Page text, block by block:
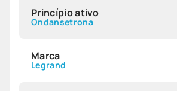
Princípio ativo
Ondansetrona
Marca
Legrand